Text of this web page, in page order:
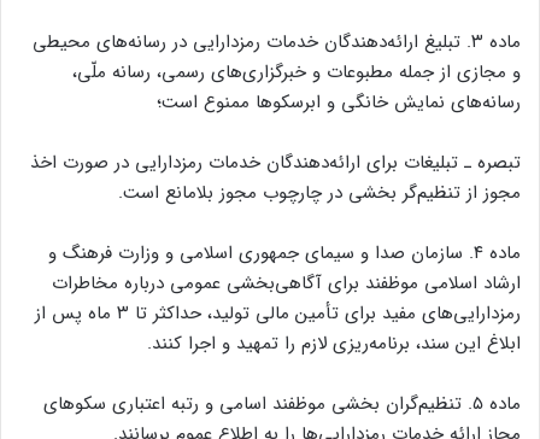
ماده ۳. تبلیغ ارائه‌دهندگان خدمات رمزدارایی در رسانه‌های محیطی
و مجازی از جمله مطبوعات و خبرگزاری‌های رسمی، رسانه ملّی،
رسانه‌های نمایش خانگی و ابرسکوها ممنوع است؛
تبصره ـ تبلیغات برای ارائه‌دهندگان خدمات رمزدارایی در صورت اخذ
مجوز از تنظیم‌گر بخشی در چارچوب مجوز بلامانع است.
ماده ۴. سازمان صدا و سیمای جمهوری اسلامی و وزارت فرهنگ و
ارشاد اسلامی موظفند برای آگاهی‌بخشی عمومی درباره مخاطرات
رمزدارایی‌های مفید برای تأمین مالی تولید، حداکثر تا ۳ ماه پس از
ابلاغ این سند، برنامه‌ریزی لازم را تمهید و اجرا کنند.
ماده ۵. تنظیم‌گران بخشی موظفند اسامی و رتبه اعتباری سکوهای